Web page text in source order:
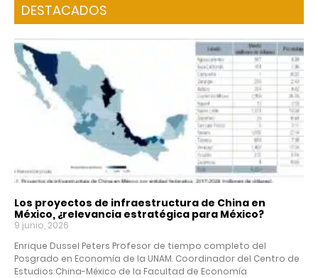
DESTACADOS
Los proyectos de infraestructura de China en
México, ¿relevancia estratégica para México?
9 junio, 2026
Enrique Dussel Peters Profesor de tiempo completo del
Posgrado en Economía de la UNAM. Coordinador del Centro de
Estudios China-México de la Facultad de Economía